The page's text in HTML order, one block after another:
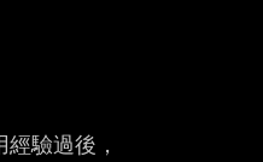
驗過後，